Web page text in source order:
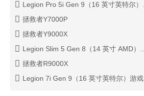
Legion Pro 5i Gen 9（16 英寸英特尔）游戏笔记本电脑
拯救者Y7000P
拯救者Y9000X
Legion Slim 5 Gen 8（14 英寸 AMD）游戏笔记本电脑
拯救者R9000X
Legion 7i Gen 9（16 英寸英特尔）游戏笔记本电脑